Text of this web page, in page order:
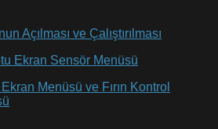
Açılması ve Çalıştırılması
Menüsü ve Fırın Kontrol